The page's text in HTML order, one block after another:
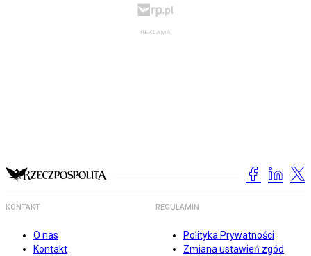
KONTAKT
O nas
Kontakt
REGULAMIN
Polityka Prywatności
Zmiana ustawień zgód